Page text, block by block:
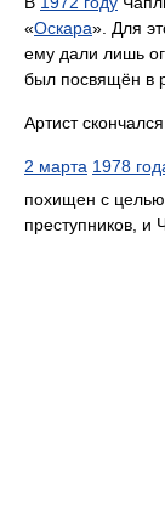
«Оскара». Для
ему дали лишь
был посвящён в
Артист скончался
2 марта 1978
похищен с
преступников, и